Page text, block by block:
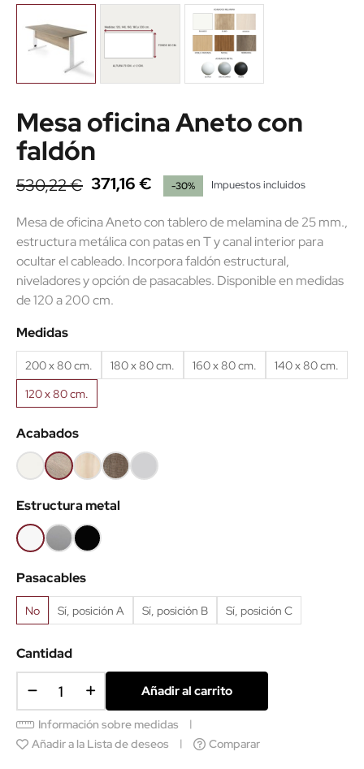
Mesa oficina Aneto con
faldón
530,22 € 371,16 € -30% Impuestos incluidos
Mesa de oficina Aneto con tablero de melamina de 25 mm.,
estructura metálica con patas en T y canal interior para
ocultar el cableado. Incorpora faldón estructural,
niveladores y opción de pasacables. Disponible en medidas
de 120 a 200 cm.
Medidas
200 x 80 cm. 180 x 80 cm. 160 x 80 cm.
140 x 80 cm.
120 x 80 cm.
Acabados
BlancoOlmo
claro
AcaciaNebraska
Gris
claro
Estructura metal
BlancoGris
aluminio
Negro
Pasacables
No Sí, posición A Sí, posición B Sí, posición C
Cantidad
Añadir al carrito
Información sobre medidas
Añadir a la Lista de deseos
Comparar